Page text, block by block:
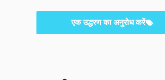
एक उद्धरण का अनुरोध करें